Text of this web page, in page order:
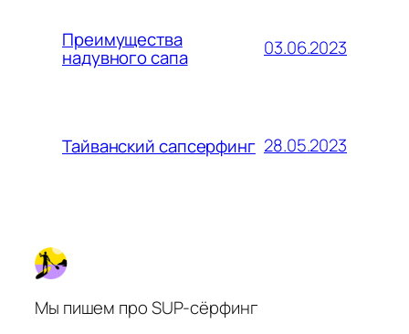
Преимущества
надувного сапа 03.06.2023
Тайванский сапсерфинг 28.05.2023
Мы пишем про SUP-сёрфинг